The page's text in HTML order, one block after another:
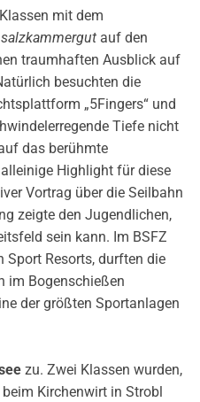
mit dem
auf den
traumhaften Ausblick auf
besuchten die
„5Fingers“ und
Tiefe nicht
das berühmte
Highlight für diese
Vortrag über die Seilbahn
zeigte den Jugendlichen,
sein kann. Im BSFZ
Sport Resorts, durften die
im Bogenschießen
der größten Sportanlagen
zu. Zwei Klassen wurden,
Kirchenwirt in Strobl